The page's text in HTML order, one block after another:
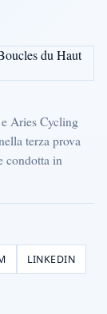
Aries Cycling
terza prova
condotta in
LINKEDIN